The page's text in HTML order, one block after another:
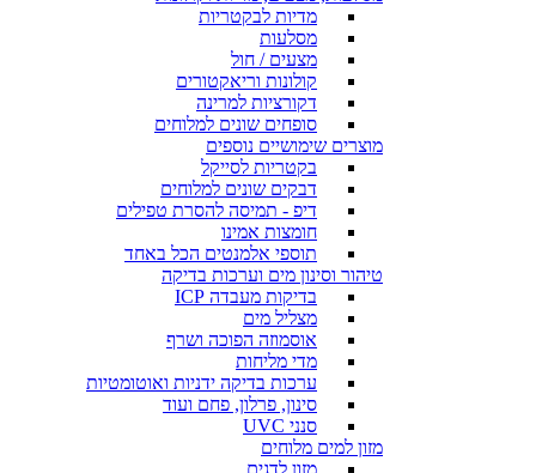
מדיות לבקטריות
מסלעות
מצעים / חול
קולונות וריאקטורים
דקורציות למרינה
סופחים שונים למלוחים
מוצרים שימושיים נוספים
בקטריות לסייקל
דבקים שונים למלוחים
דיפ - תמיסה להסרת טפילים
חומצות אמינו
תוספי אלמנטים הכל באחד
טיהור וסינון מים וערכות בדיקה
בדיקות מעבדה ICP
מצליל מים
אוסמוזה הפוכה ושרף
מדי מליחות
ערכות בדיקה ידניות ואוטומטיות
סינון, פרלון, פחם ועוד
סנני UVC
מזון למים מלוחים
מזון לדגים